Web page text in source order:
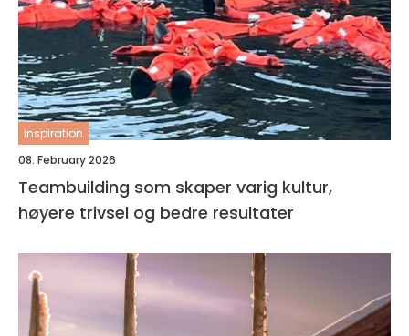
inspiration
08. February 2026
Teambuilding som skaper varig kultur,
høyere trivsel og bedre resultater